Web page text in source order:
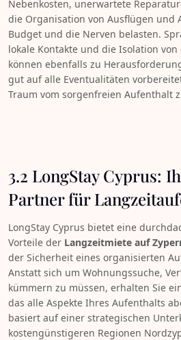
Nebenkosten, unerwartete
die Organisation von Ausflügen und
Budget und die Nerven belasten.
lokale Kontakte und die Isolation
können ebenfalls zu
gut auf alle Eventualitäten
Traum vom sorgenfreien Aufenthalt
3.2 LongStay Cyprus:
Partner für
LongStay Cyprus bietet eine
Vorteile der Langzeitmiete auf
der Sicherheit eines organisierten
Anstatt sich um Wohnungssuche,
kümmern zu müssen, erhalten Sie
das alle Aspekte Ihres Aufenthalts
basiert auf einer strategischen
kostengünstigeren Regionen